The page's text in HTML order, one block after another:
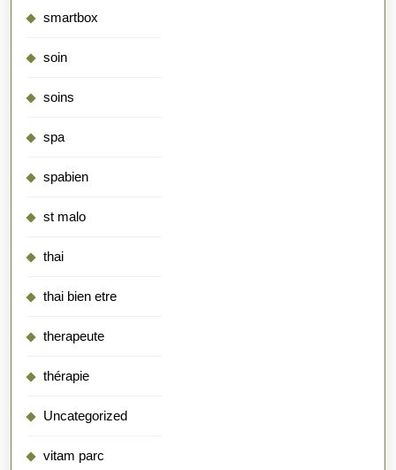
smartbox
soin
soins
spa
spabien
st malo
thai
thai bien etre
therapeute
thérapie
Uncategorized
vitam parc